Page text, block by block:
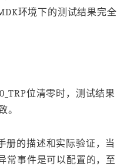
环境下的测试结果完全
位清零时，测试结果
。
册的描述和实际验证，当
常事件是可以配置的，至